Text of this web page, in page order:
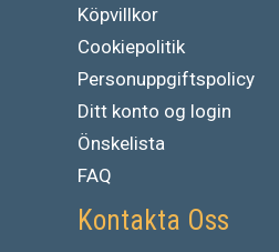
Köpvillkor
Cookiepolitik
Personuppgiftspolicy
Ditt konto og login
Önskelista
FAQ
Kontakta Oss